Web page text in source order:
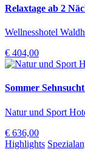
Relaxtage ab 2
Wellnesshotel
€ 404,00
Sommer
Natur und Sport
€ 636,00
Highlights